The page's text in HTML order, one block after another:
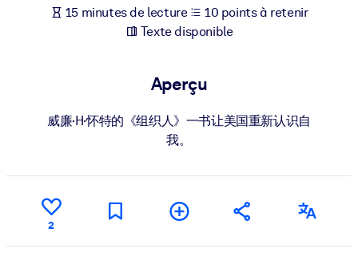
LMS/LXP pour de meilleurs résultats d'apprentissage.
commerciales fiables et prêtes à l'emploi.
Pour les systèmes d’IA
Alimentez vos systèmes d'IA avec des connaissances fiables et
15 minutes de lecture
10 points à retenir
Texte disponible
Aperçu
威廉·H·怀特的《组织人》一书让美国重新认识自
我。
2